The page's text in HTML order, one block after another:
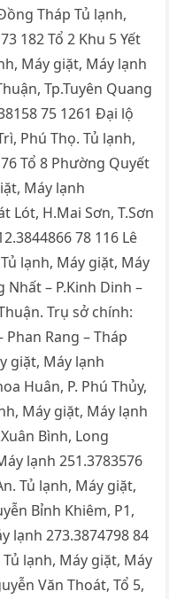
Tháp Tủ lạnh,
182 Tổ 2 Khu 5 Yết
Máy giặt, Máy lạnh
Tp.Tuyên Quang
75 1261 Đại lộ
Phú Thọ. Tủ lạnh,
Tổ 8 Phường Quyết
Máy lạnh
Lót, H.Mai Sơn, T.Sơn
78 116 Lê
lạnh, Máy giặt, Máy
Nhất – P.Kinh Dinh –
Trụ sở chính:
Phan Rang – Tháp
giặt, Máy lạnh
Huân, P. Phú Thủy,
Máy giặt, Máy lạnh
Bình, Long
lạnh 251.3783576
Tủ lạnh, Máy giặt,
Bỉnh Khiêm, P1,
lạnh 273.3874798 84
lạnh, Máy giặt, Máy
Văn Thoát, Tổ 5,